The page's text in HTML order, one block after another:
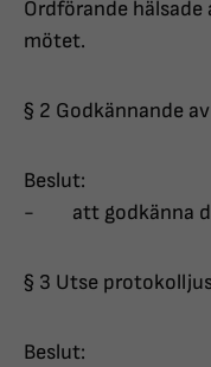
Ordförande
mötet.
§ 2 Godkännande
Beslut:
- att godkänna
§ 3 Utse
Beslut: